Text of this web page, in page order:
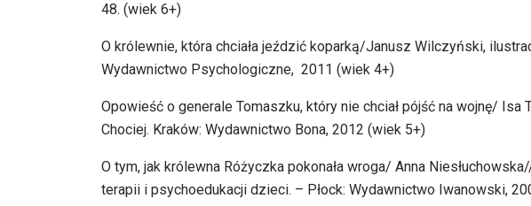
48. (wiek 6+)
O królewnie, która chciała jeździć koparką/Janusz Wilczyński,
Wydawnictwo Psychologiczne, 2011 (wiek 4+)
Opowieść o generale Tomaszku, który nie chciał pójść na wojnę/ Isa
Chociej. Kraków: Wydawnictwo Bona, 2012 (wiek 5+)
O tym, jak królewna Różyczka pokonała wroga/ Anna
terapii i psychoedukacji dzieci. – Płock: Wydawnictwo Iwanowski,